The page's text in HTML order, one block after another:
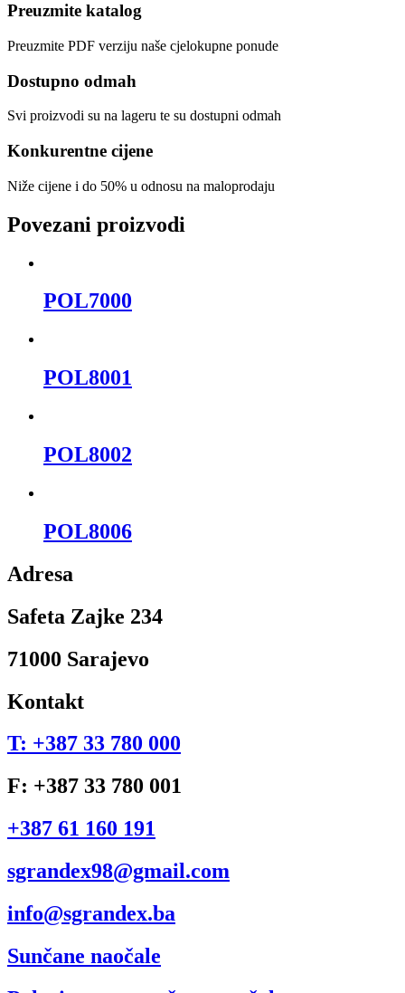
Preuzmite katalog
Preuzmite PDF verziju naše cjelokupne ponude
Dostupno odmah
Svi proizvodi su na lageru te su dostupni odmah
Konkurentne cijene
Niže cijene i do 50% u odnosu na maloprodaju
Povezani proizvodi
POL7000
POL8001
POL8002
POL8006
Adresa
Safeta Zajke 234
71000 Sarajevo
Kontakt
T: +387 33 780 000
F: +387 33 780 001
+387 61 160 191
sgrandex98@gmail.com
info@sgrandex.ba
Sunčane naočale